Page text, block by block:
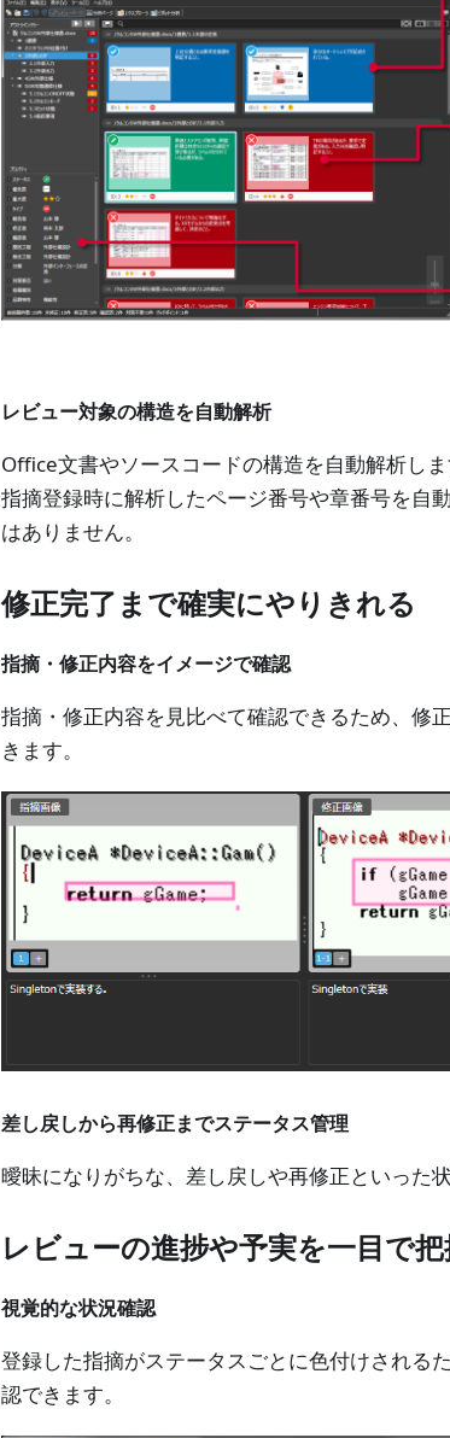
レビュー対象の構造を自動解析
Office文書やソースコードの構造を自動解析しま
指摘登録時に解析したページ番号や章番号を自
はありません。
修正完了まで確実にやりきれる
指摘・修正内容をイメージで確認
指摘・修正内容を見比べて確認できるため、修
きます。
差し戻しから再修正までステータス管理
曖昧になりがちな、差し戻しや再修正といった
レビューの進捗や予実を一目で
視覚的な状況確認
登録した指摘がステータスごとに色付けされる
認できます。